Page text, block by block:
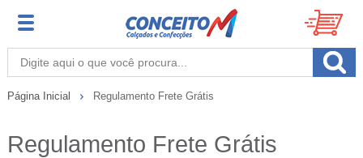
Página Inicial Regulamento Frete Grátis
Regulamento Frete Grátis